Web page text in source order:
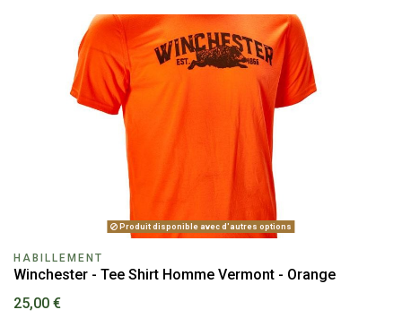
Produit disponible avec d'autres options
HABILLEMENT
Winchester - Tee Shirt Homme Vermont - Orange
25,00 €